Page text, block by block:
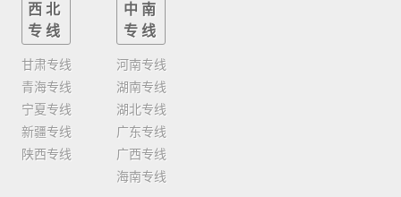
西北
专线
甘肃专线
青海专线
宁夏专线
新疆专线
陕西专线
中南
专线
河南专线
湖南专线
湖北专线
广东专线
广西专线
海南专线